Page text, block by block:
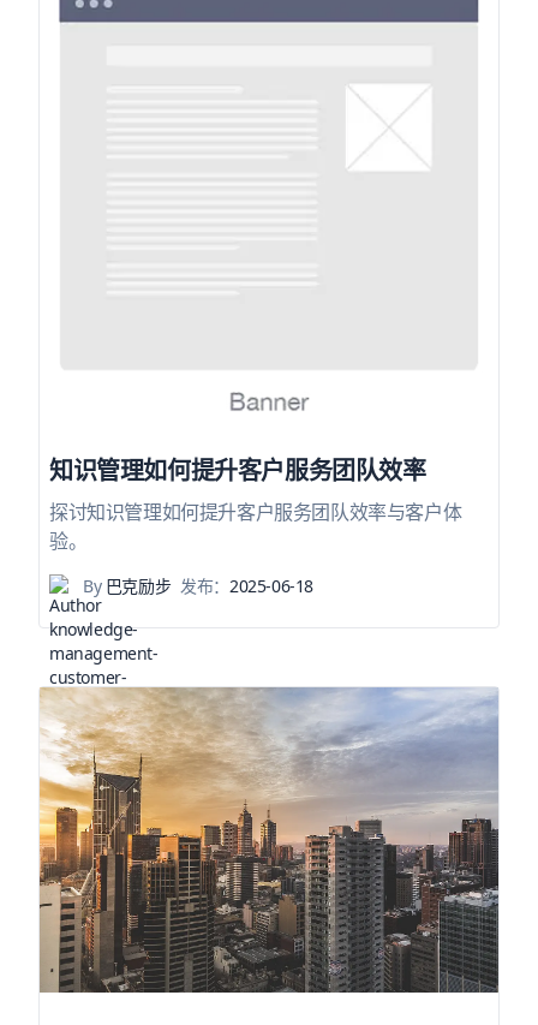
知识管理如何提升客户服务团队效率
探讨知识管理如何提升客户服务团队效率与客户体
验。
By巴克励步 发布： 2025-06-18